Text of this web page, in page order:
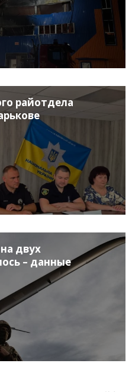
райотдела
двух
– данные